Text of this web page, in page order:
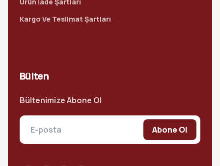
Kargo Ve Teslimat Şartları
Bülten
Bültenimize Abone Ol
Abone Ol